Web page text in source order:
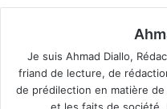
Je suis Ahmad Diallo,
friand de lecture, de
de prédilection en matière